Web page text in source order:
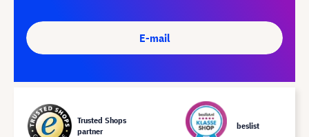
E-mail
Trusted Shops
partner
beslist